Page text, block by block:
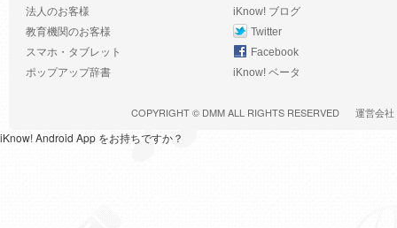
法人のお客様
教育機関のお客様
スマホ・タブレット
ポップアップ辞書
iKnow! ブログ
Twitter
Facebook
iKnow! ベータ
COPYRIGHT © DMMALL RIGHTS RESERVED 運営会社
iKnow! Android App をお持ちですか？